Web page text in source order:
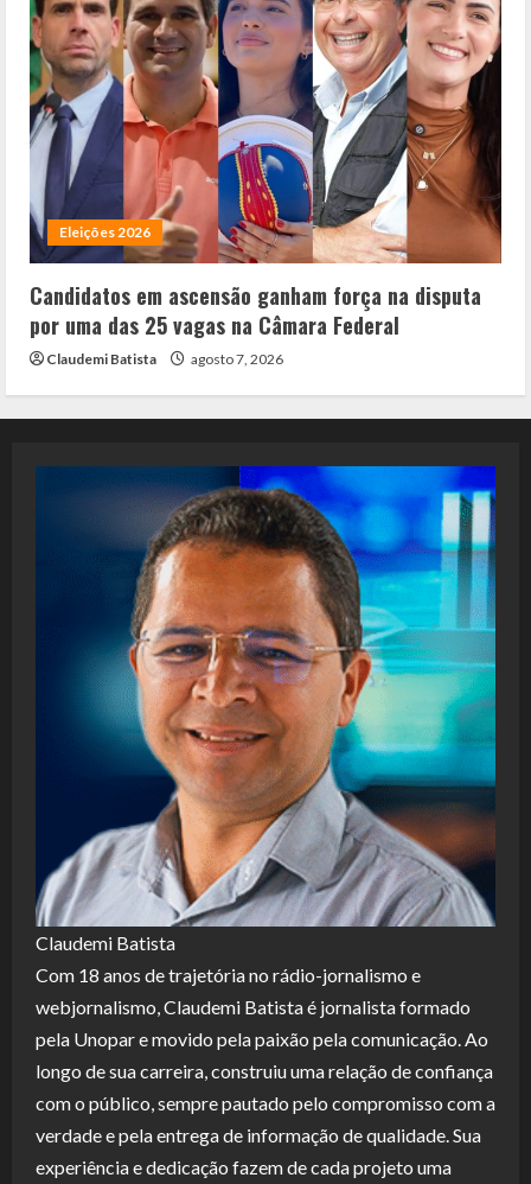
Eleições 2026
Candidatos em ascensão ganham força na disputa
por uma das 25 vagas na Câmara Federal
Claudemi Batista agosto 7, 2026
Claudemi Batista
Com 18 anos de trajetória no rádio-jornalismo e
webjornalismo, Claudemi Batista é jornalista formado
pela Unopar e movido pela paixão pela comunicação. Ao
longo de sua carreira, construiu uma relação de confiança
com o público, sempre pautado pelo compromisso com a
verdade e pela entrega de informação de qualidade. Sua
experiência e dedicação fazem de cada projeto uma